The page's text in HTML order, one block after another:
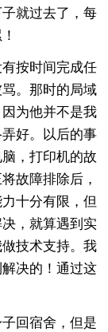
就过去了，每
按时间完成任
。那时的局域
为他并不是我
好。以后的事
，打印机的故
故障排除后，
十分有限，但
，就算遇到实
技术支持。我
决的！通过这
回宿舍，但是